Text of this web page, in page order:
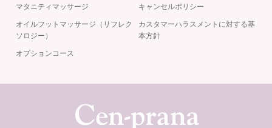
マタニティマッサージ
オイルフットマッサージ（リフレク
ソロジー）
オプションコース
キャンセルポリシー
カスタマーハラスメントに対する基
本方針